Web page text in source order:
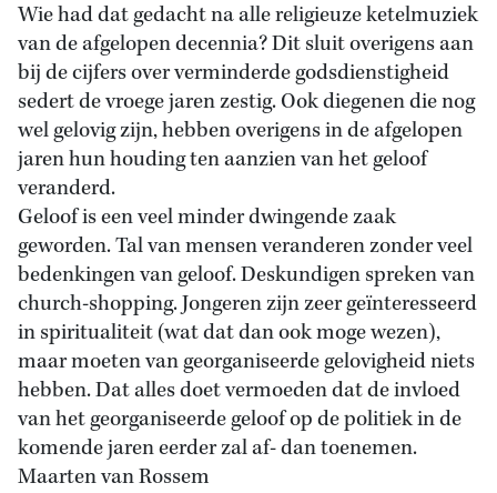
Wie had dat gedacht na alle religieuze ketelmuziek
van de afgelopen decennia? Dit sluit overigens aan
bij de cijfers over verminderde godsdienstigheid
sedert de vroege jaren zestig. Ook diegenen die nog
wel gelovig zijn, hebben overigens in de afgelopen
jaren hun houding ten aanzien van het geloof
veranderd.
Geloof is een veel minder dwingende zaak
geworden. Tal van mensen veranderen zonder veel
bedenkingen van geloof. Deskundigen spreken van
church-shopping. Jongeren zijn zeer geïnteresseerd
in spiritualiteit (wat dat dan ook moge wezen),
maar moeten van georganiseerde gelovigheid niets
hebben. Dat alles doet vermoeden dat de invloed
van het georganiseerde geloof op de politiek in de
komende jaren eerder zal af- dan toenemen.
Maarten van Rossem